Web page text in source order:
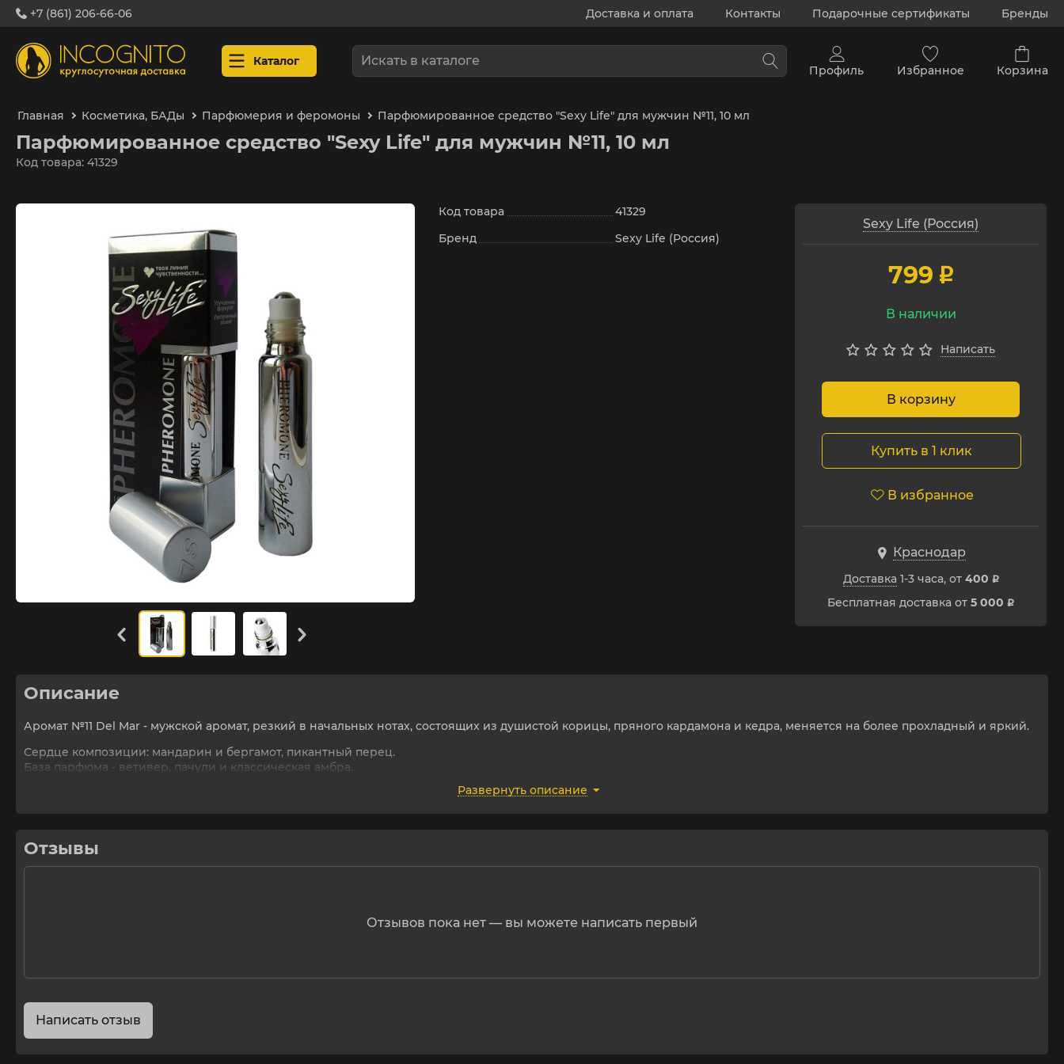
+7 (861) 206-66-06 Доставка и оплата Контакты Подарочные сертификаты Бренды
Каталог
Профиль Избранное Корзина
Главная Косметика, БАДы Парфюмерия и феромоны Парфюмированное средство "Sexy Life" для мужчин №11, 10 мл
Парфюмированное средство "Sexy Life" для мужчин №11, 10 мл
Код товара: 41329
Код товара
41329
Бренд
Sexy Life (Россия)
Sexy Life (Россия)
799 p
В наличии
Написать
В корзину
Купить в 1 клик
В избранное
Краснодар
Доставка 1-3 часа, от 400 p
Бесплатная доставка от 5 000 p
Описание
Аромат №11 Del Mar - мужской аромат, резкий в начальных нотах, состоящих из душистой корицы, пряного кардамона и кедра, меняется на более прохладный и яркий.
Сердце композиции: мандарин и бергамот, пикантный перец.
База парфюма - ветивер, пачули и классическая амбра.
Аромат представлен в удобном, компактном и экономичном шариковом флаконе. Стойкий. Не содержит спирта. Высокое содержание парфюмерных композиций.
Развернуть описание
Отзывы
Отзывов пока нет — вы можете написать первый
Написать отзыв